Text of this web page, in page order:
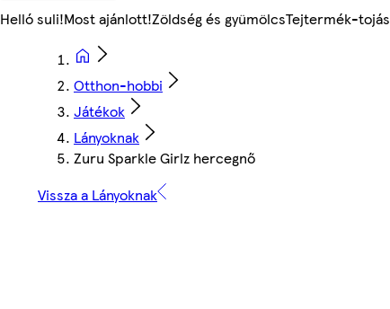
Helló suli!Most ajánlott!Zöldség és gyümölcsTejtermék-tojás
Otthon-hobbi
Játékok
Lányoknak
Zuru Sparkle Girlz hercegnő
Vissza a Lányoknak